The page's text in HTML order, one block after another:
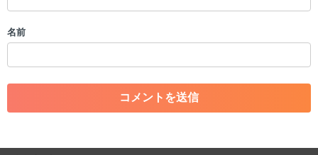
・一度削除された投稿を再び投稿すること
・アカウントの売買など金銭が絡む内容の投稿
・各ゲームのネタバレを含む内容の投稿
・その他、管理者が不適切と判断した投稿
名前